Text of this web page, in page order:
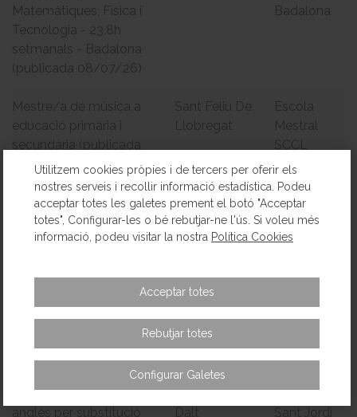
Matemàtiques, Física i
Tecnologia - 23,8h
setmanals - Badalona
(publicada 08/07/26)
Badalona
Mestre/a de música a
educació primària i
secundària (publicada
01/07/26)
Sant Feliu De
Llobregat
Escola
Mestral
SCCL
Professor/a de
Matemàtiques ESO i
Batxillerat (publicada
Barcelona
Escola
Augusta
Professor/a de Ciències
Naturals i Tecnologia a
Barcelona
Augusta
Tutoria 2n primària amb
anglès per substitució
Vilassar de
Dalt
Escola
Sant Jordi
Utilitzem cookies pròpies i de tercers per oferir els
nostres serveis i recollir informació estadística. Podeu
acceptar totes les galetes prement el botó "Acceptar
totes", Configurar-les o bé rebutjar-ne l'ús. Si voleu més
informació, podeu visitar la nostra Política Cookies
Acceptar totes
Rebutjar totes
Configurar Galetes